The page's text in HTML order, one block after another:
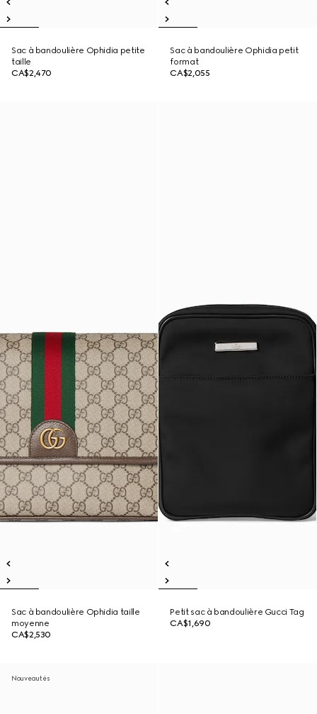
Sac à bandoulière Ophidia petite
taille
CA$2,470
Sac à bandoulière Ophidia petit
format
CA$2,055
Sac à bandoulière Ophidia taille
moyenne
CA$2,530
Petit sac à bandoulière Gucci Tag
CA$1,690
Nouveautés